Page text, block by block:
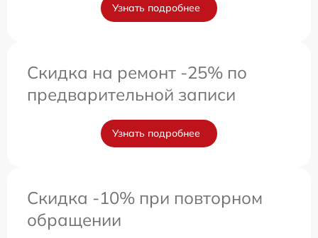
Узнать подробнее
Скидка на ремонт -25% по
предварительной записи
Узнать подробнее
Скидка -10% при повторном
обращении